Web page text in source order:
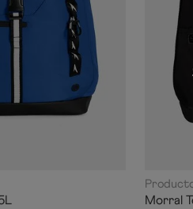
Morral